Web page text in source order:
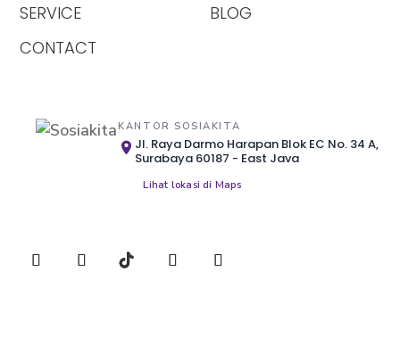
SERVICE
CONTACT
BLOG
KANTOR SOSIAKITA
Jl. Raya Darmo Harapan Blok EC No. 34 A,
Surabaya 60187 - East Java
Lihat lokasi di Maps